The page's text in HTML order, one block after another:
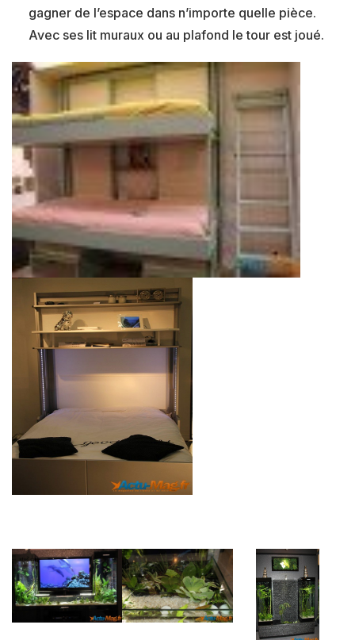
gagner de l’espace dans n’importe quelle pièce.
Avec ses lit muraux ou au plafond le tour est joué.